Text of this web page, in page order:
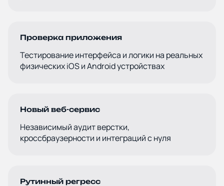
Проверка приложения
Тестирование интерфейса и логики на реальных
физических iOS и Android устройствах
Новый веб-сервис
Независимый аудит верстки,
кроссбраузерности и интеграций с нуля
Рутинный регресс